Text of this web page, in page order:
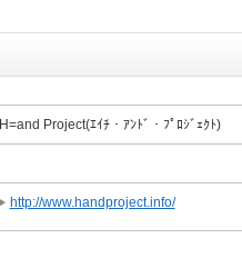
H=and Project(ｴｲﾁ・ｱﾝﾄﾞ・ﾌﾟﾛｼﾞｪｸﾄ)
http://www.handproject.info/